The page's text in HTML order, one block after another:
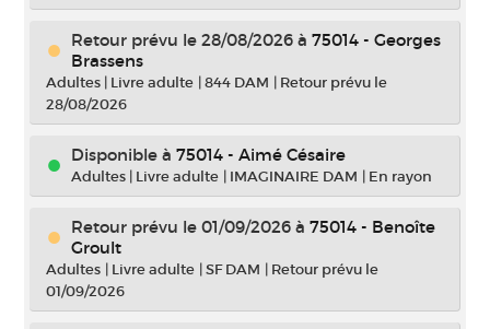
Retour prévu le 28/08/2026 à 75014 - Georges
Brassens
Adultes | Livre adulte |844 DAM | Retour prévu le
28/08/2026
Disponible à 75014 - Aimé Césaire
Adultes | Livre adulte | IMAGINAIRE DAM | En rayon
Retour prévu le 01/09/2026 à 75014 - Benoîte
Groult
Adultes | Livre adulte |SF DAM | Retour prévu le
01/09/2026